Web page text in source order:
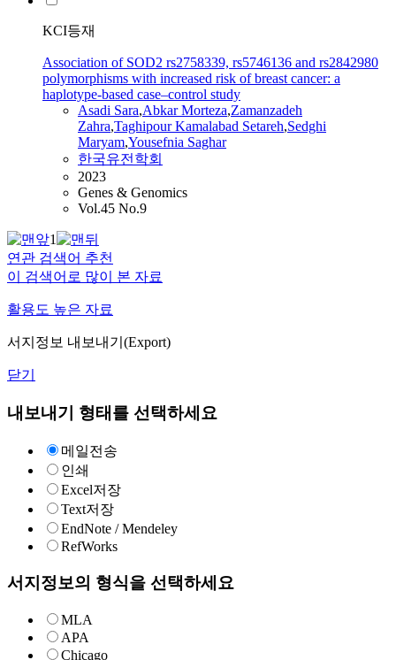
KCI등재
Association of SOD2 rs2758339, rs5746136 and rs2842980
polymorphisms with increased risk of breast cancer: a
haplotype-based case–control study
Asadi Sara,Abkar Morteza,Zamanzadeh
Zahra,Taghipour Kamalabad Setareh,Sedghi
Maryam,Yousefnia Saghar
한국유전학회
2023
Genes & Genomics
Vol.45 No.9
1
연관 검색어 추천
이 검색어로 많이 본 자료
활용도 높은 자료
서지정보 내보내기(Export)
닫기
내보내기 형태를 선택하세요
메일전송
인쇄
Excel저장
Text저장
EndNote / Mendeley
RefWorks
서지정보의 형식을 선택하세요
MLA
APA
Chicago